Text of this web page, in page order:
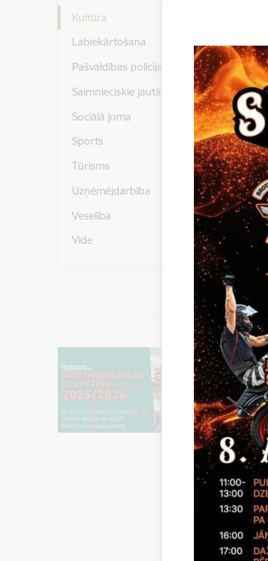
Kultūra
Labiekārtošana
Pašvaldības policija
Saimnieciskie jautājumi
Sociālā joma
Sports
Tūrisms
Uzņēmējdarbība
Veselība
Vide